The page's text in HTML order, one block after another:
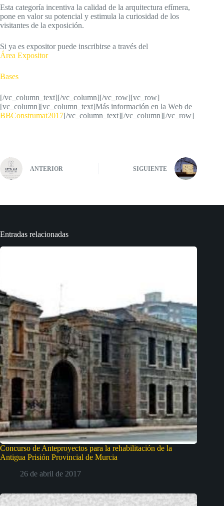
Esta categoría incentiva la calidad de la arquitectura efímera,
pone en valor su potencial y estimula la curiosidad de los
visitantes de la exposición.
Si ya es expositor puede inscribirse a través del
Área Expositor
Bases
[/vc_column_text][/vc_column][/vc_row][vc_row]
[vc_column][vc_column_text]Más información en la Web de
BBConstrumat2017[/vc_column_text][/vc_column][/vc_row]
ANTERIOR SIGUIENTE
Entradas relacionadas
Concurso de Anteproyectos para la rehabilitación de la
Antigua Prisión Provincial de Murcia
26 de abril de 2017